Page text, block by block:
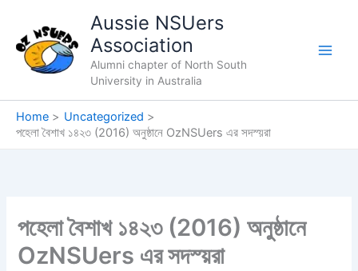
content
Aussie NSUers
Association
Alumni chapter of North South
University in Australia
Home
Uncategorized
পহেলা বৈশাখ ১৪২৩ (2016) অনুষ্ঠানে OzNSUers এর সদস্য়রা
পহেলা বৈশাখ ১৪২৩ (2016) অনুষ্ঠানে
OzNSUers এর সদস্য়রা